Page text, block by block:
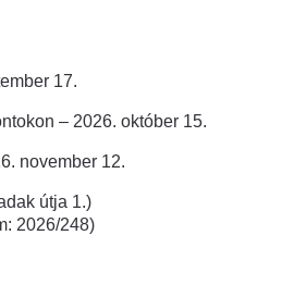
17.
– 2026. október 15.
november 12.
útja 1.)
2026/248)